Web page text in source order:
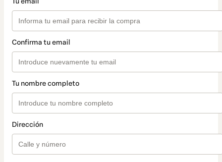
Confirma tu email
Tu nombre completo
Dirección